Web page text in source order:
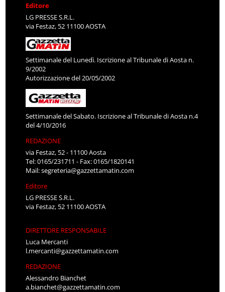
Editore
LG PRESSE S.R.L.
via Festaz, 52 11100 AOSTA
Settimanale del Lunedì. Iscrizione al Tribunale di Aosta n.
9/2002
Autorizzazione del 20/05/2002
Settimanale del Sabato. Iscrizione al Tribunale di Aosta n.4
del 4/10/2016
REDAZIONE
via Festaz, 52 - 11100 Aosta
Tel: 0165/231711 - Fax: 0165/1820141
Mail:segreteria@gazzettamatin.com
Editore
LG PRESSE S.R.L.
via Festaz, 52 11100 AOSTA
DIRETTORE RESPONSABILE
Luca Mercanti
l.mercanti@gazzettamatin.com
REDAZIONE
Alessandro Bianchet
a.bianchet@gazzettamatin.com